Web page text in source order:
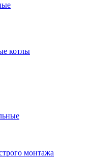
котлы
монтажа